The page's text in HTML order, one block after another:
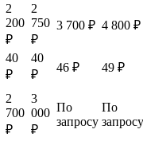
2
200
₽
2
750
₽
3 700 ₽ 4 800 ₽
40
₽
40
₽
46 ₽
49 ₽
2
700
₽
3
000
₽
По
запросу
По
запросу